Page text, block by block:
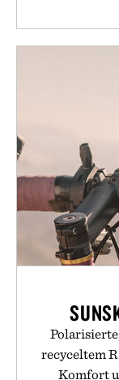
recyceltem
Komfort